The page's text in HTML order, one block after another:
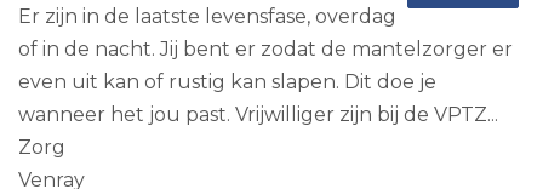
Er zijn in de laatste levensfase, overdag
of in de nacht. Jij bent er zodat de mantelzorger er
even uit kan of rustig kan slapen. Dit doe je
wanneer het jou past. Vrijwilliger zijn bij de VPTZ...
Zorg
Venray